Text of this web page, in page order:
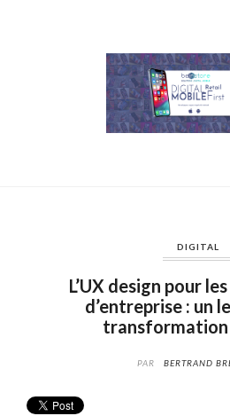
DIGITAL
L’UX design pour
d’entreprise : un
PAR BERTRAND